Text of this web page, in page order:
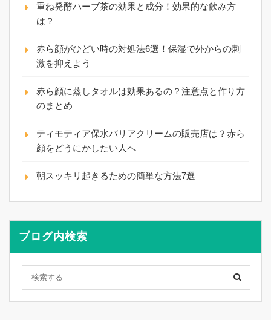
重ね発酵ハーブ茶の効果と成分！効果的な飲み方
は？
赤ら顔がひどい時の対処法6選！保湿で外からの刺
激を抑えよう
赤ら顔に蒸しタオルは効果あるの？注意点と作り方
のまとめ
ティモティア保水バリアクリームの販売店は？赤ら
顔をどうにかしたい人へ
朝スッキリ起きるための簡単な方法7選
ブログ内検索